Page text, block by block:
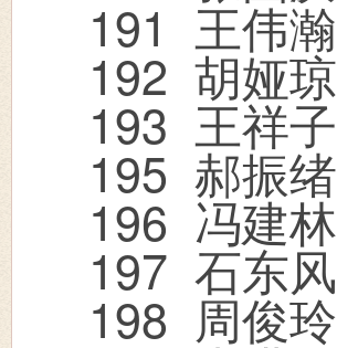
191 王伟瀚
192胡娅琼
193 王祥子
195郝振绪
196 冯建林
197石东风
198 周俊玲